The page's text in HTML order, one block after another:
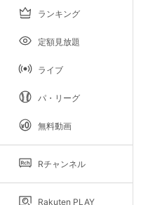
ランキング
定額見放題
ライブ
パ・リーグ
無料動画
Rチャンネル
Rakuten PLAY